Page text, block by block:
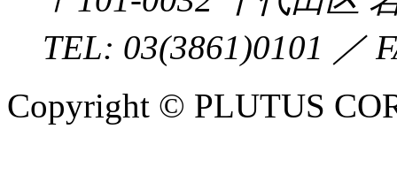
TEL: 03(3861)0101 ／
Copyright © PLUTUS